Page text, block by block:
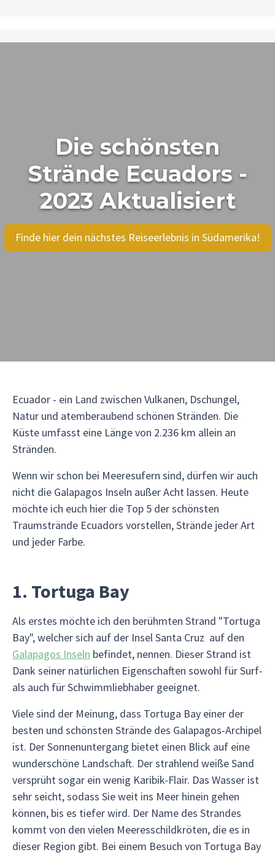
Die schönsten
Strände Ecuadors -
2023 Aktualisiert
Finde hier dein nächstes Reiseerlebnis in Südamerika!
Ecuador - ein Land zwischen Vulkanen, Dschungel,
Natur und atemberaubend schönen Stränden. Die
Küste umfasst eine Länge von 2.236 km allein an
Stränden.
Wenn wir schon bei Meeresufern sind, dürfen wir auch
nicht die Galapagos Inseln außer Acht lassen. Heute
möchte ich euch hier die Top 5 der schönsten
Traumstrände Ecuadors vorstellen, Strände jeder Art
und jeder Farbe.
1. Tortuga Bay
Als erstes möchte ich den berühmten Strand "Tortuga
Bay", welcher sich auf der Insel Santa Cruz auf den
Galapagos Inseln befindet, nennen. Dieser Strand ist
Dank seiner natürlichen Eigenschaften sowohl für Surf-
als auch für Schwimmliebhaber geeignet.
Viele sind der Meinung, dass Tortuga Bay einer der
besten und schönsten Strände des Galapagos-Archipel
ist. Der Sonnenuntergang bietet einen Blick auf eine
wunderschöne Landschaft. Der strahlend weiße Sand
versprüht sogar ein wenig Karibik-Flair. Das Wasser ist
sehr seicht, sodass Sie weit ins Meer hinein gehen
können, bis es tiefer wird. Der Name des Strandes
kommt von den vielen Meeresschildkröten, die es in
dieser Region gibt. Bei einem Besuch von Tortuga Bay